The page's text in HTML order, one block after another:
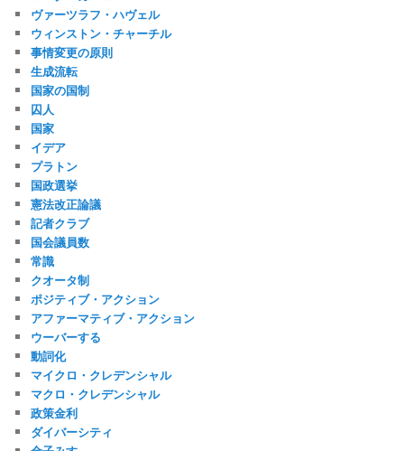
ヴァーツラフ・ハヴェル
ウィンストン・チャーチル
事情変更の原則
生成流転
国家の国制
囚人
国家
イデア
プラトン
国政選挙
憲法改正論議
記者クラブ
国会議員数
常識
クオータ制
ポジティブ・アクション
アファーマティブ・アクション
ウーバーする
動詞化
マイクロ・クレデンシャル
マクロ・クレデンシャル
政策金利
ダイバーシティ